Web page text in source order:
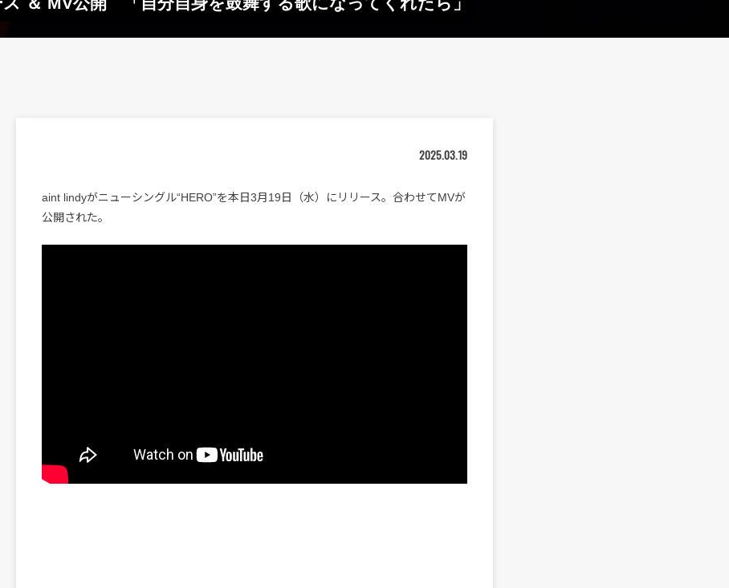
2025.03.19
aint lindyがニューシングル“HERO”を本日3月19日（水）にリリース。合わせてMVが
公開された。